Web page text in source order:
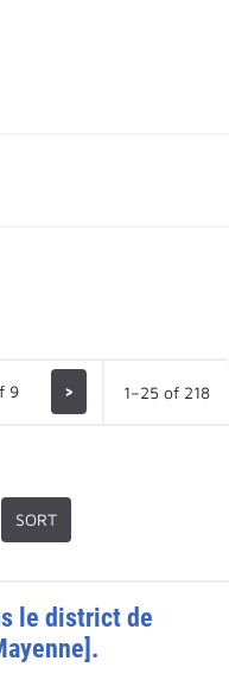
9 > 1–25 of 218
SORT
le district de